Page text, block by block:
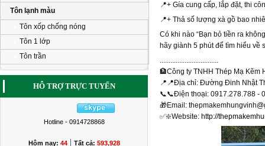
Tôn lạnh màu
Tôn xốp chống nóng
Tôn 1 lớp
Tôn trần
HỖ TRỢ TRỰC TUYẾN
Hotline - 0914728868
Hôm nay: 44| Tất cả: 593,928
kẽm tại Nghệ An
siêu nhẹ tại
📍+ Gía cung cấp, lắp đặt, thi
📍+ Thả số lượng xà gồ bao
Có khi nào “Bạn bỏ tiền ra
hãy giành 5 phút để tìm hiểu về
.................................
🏦Công ty TNHH Thép Mạ Kẽm
📍 📍Địa chỉ: Đường Đinh Nhật
📞📞Điện thoại: 0917.278.788 -
🎁Email:
✅❇️Website: http://